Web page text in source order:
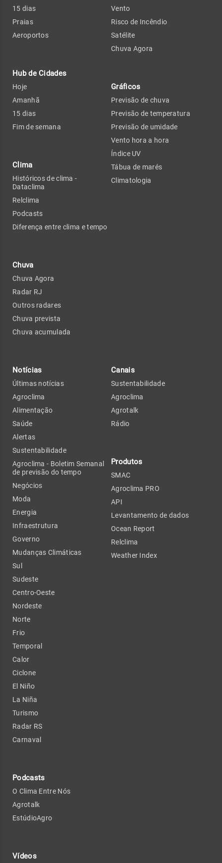
15 dias
Praias
Aeroportos
Hub de Cidades
Hoje
Amanhã
15 dias
Fim de semana
Clima
Históricos de clima -
Dataclima
Relclima
Podcasts
Diferença entre clima e tempo
Chuva
Chuva Agora
Radar RJ
Outros radares
Chuva prevista
Chuva acumulada
Vento
Risco de Incêndio
Satélite
Chuva Agora
Gráficos
Previsão de chuva
Previsão de temperatura
Previsão de umidade
Vento hora a hora
Índice UV
Tábua de marés
Climatologia
Notícias
Últimas notícias
Agroclima
Alimentação
Saúde
Alertas
Sustentabilidade
Agroclima - Boletim Semanal
de previsão do tempo
Negócios
Moda
Energia
Infraestrutura
Governo
Mudanças Climáticas
Sul
Sudeste
Centro-Oeste
Nordeste
Norte
Frio
Temporal
Calor
Ciclone
El Niño
La Niña
Turismo
Radar RS
Carnaval
Podcasts
O Clima Entre Nós
Agrotalk
EstúdioAgro
Vídeos
Canais
Sustentabilidade
Agroclima
Agrotalk
Rádio
Produtos
SMAC
Agroclima PRO
API
Levantamento de dados
Ocean Report
Relclima
Weather Index